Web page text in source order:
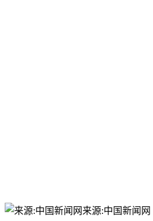
来源:中国新闻网